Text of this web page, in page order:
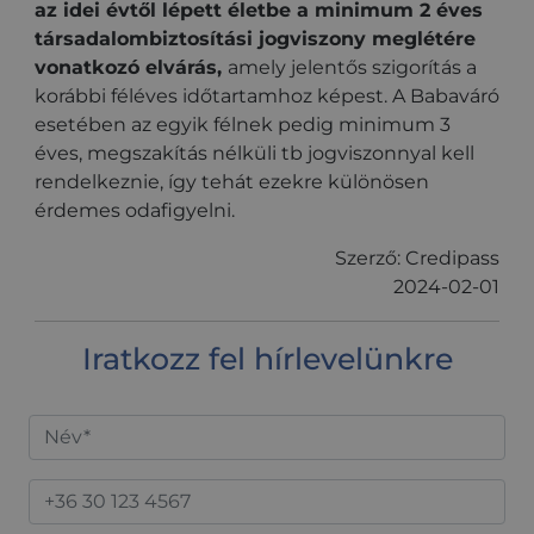
az idei évtől lépett életbe a minimum 2 éves
társadalombiztosítási jogviszony meglétére
vonatkozó elvárás, amely jelentős szigorítás a
korábbi féléves időtartamhoz képest. A Babaváró
esetében az egyik félnek pedig minimum 3
éves, megszakítás nélküli tb jogviszonnyal kell
rendelkeznie, így tehát ezekre különösen
érdemes odafigyelni.
Szerző: Credipass
2024-02-01
Iratkozz fel hírlevelünkre
bejelentkezést és a fiókkezelést. A weboldal nem
használható megfelelően az elengedhetetlenül
szükséges sütik nélkül.
Név
Szolgáltató
/
Domain
Lejárat Leírás
PHPSESSID
PHP.net
credipass.hu
által a PHP
amelyet a
felhasználói
munkamenet
fenntartására
általában egy
véletlenszerűen
módja a
jellemző lehet,
oldalak között